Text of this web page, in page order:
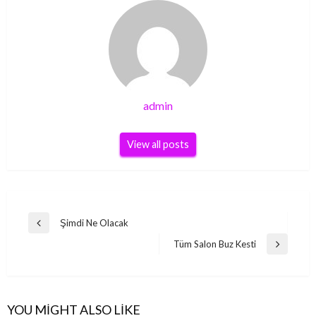
admin
View all posts
Yazı
Previous
Şimdi Ne Olacak
Next
Tüm Salon Buz Kesti
YOU MIGHT ALSO LIKE